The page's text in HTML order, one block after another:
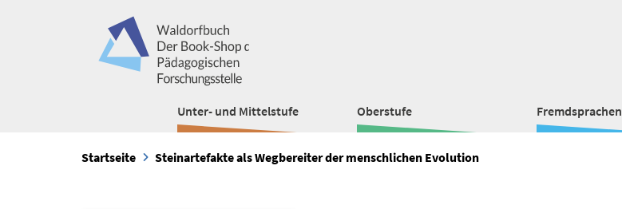
Unter- und Mittelstufe Oberstufe Fremdsprachen
Startseite Steinartefakte als Wegbereiter der menschlichen Evolution